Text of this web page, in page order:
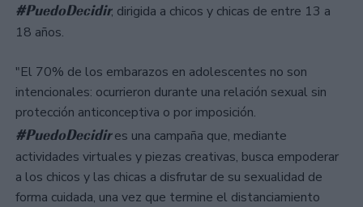
#PuedoDecidir, dirigida a chicos y chicas de entre 13 a
18 años.
"El 70% de los embarazos en adolescentes no son
intencionales: ocurrieron durante una relación sexual sin
protección anticonceptiva o por imposición.
#PuedoDecidires una campaña que, mediante
actividades virtuales y piezas creativas, busca empoderar
a los chicos y las chicas a disfrutar de su sexualidad de
forma cuidada, una vez que termine el distanciamiento